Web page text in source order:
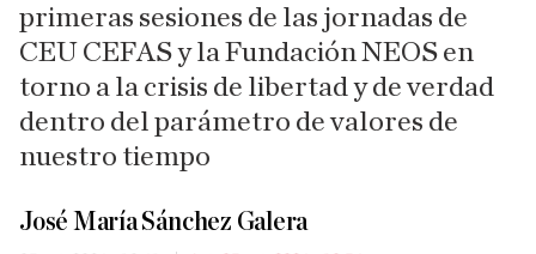
primeras sesiones de las jornadas de
CEU CEFAS y la Fundación NEOS en
torno a la crisis de libertad y de verdad
dentro del parámetro de valores de
nuestro tiempo
José María Sánchez Galera